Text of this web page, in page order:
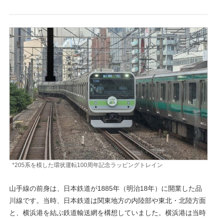
*205系を模した環状運転100周年記念ラッピングトレイン
山手線の前身は、日本鉄道が1885年（明治18年）に開業した品
川線です。当時、日本鉄道は関東地方の内陸部や東北・北陸方面
と、横浜港を結ぶ鉄道輸送網を構想していました。横浜港は当時